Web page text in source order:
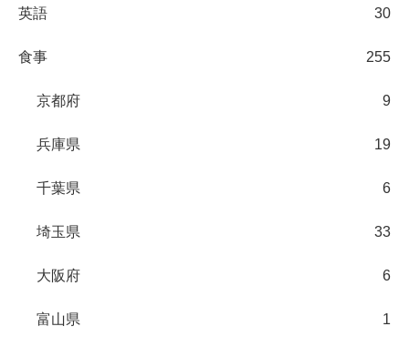
英語 30
食事 255
京都府 9
兵庫県 19
千葉県 6
埼玉県 33
大阪府 6
富山県 1